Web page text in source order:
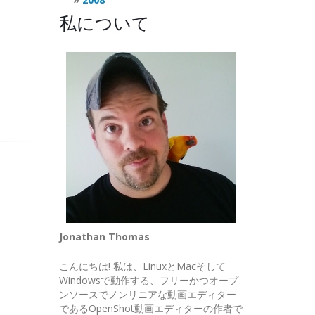
私について
Jonathan Thomas
こんにちは! 私は、LinuxとMacそして
Windowsで動作する、フリーかつオープ
ンソースでノンリニアな動画エディター
であるOpenShot動画エディターの作者で